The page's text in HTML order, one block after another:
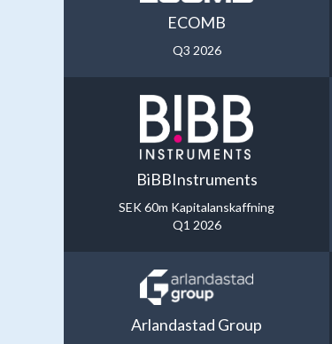
ECOMB
Q3 2026
BiBBInstruments
SEK 60m Kapitalanskaffning
Q1 2026
Arlandastad Group